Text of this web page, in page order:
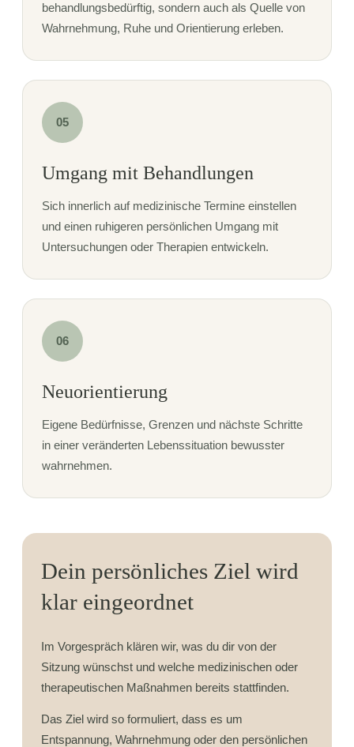
behandlungsbedürftig, sondern auch als Quelle von
Wahrnehmung, Ruhe und Orientierung erleben.
05
Umgang mit Behandlungen
Sich innerlich auf medizinische Termine einstellen
und einen ruhigeren persönlichen Umgang mit
Untersuchungen oder Therapien entwickeln.
06
Neuorientierung
Eigene Bedürfnisse, Grenzen und nächste Schritte
in einer veränderten Lebenssituation bewusster
wahrnehmen.
Dein persönliches Ziel wird
klar eingeordnet
Im Vorgespräch klären wir, was du dir von der
Sitzung wünschst und welche medizinischen oder
therapeutischen Maßnahmen bereits stattfinden.
Das Ziel wird so formuliert, dass es um
Entspannung, Wahrnehmung oder den persönlichen